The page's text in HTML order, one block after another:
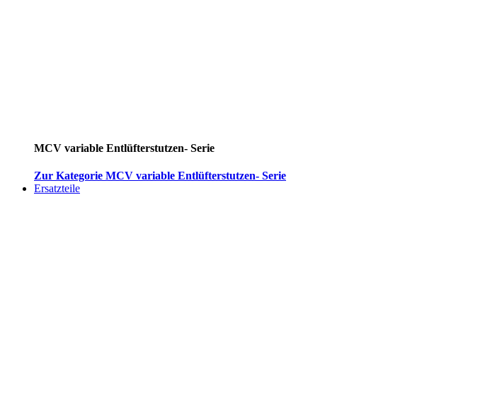
MCV variable Entlüfterstutzen- Serie
Zur Kategorie MCV variable Entlüfterstutzen- Serie
Ersatzteile